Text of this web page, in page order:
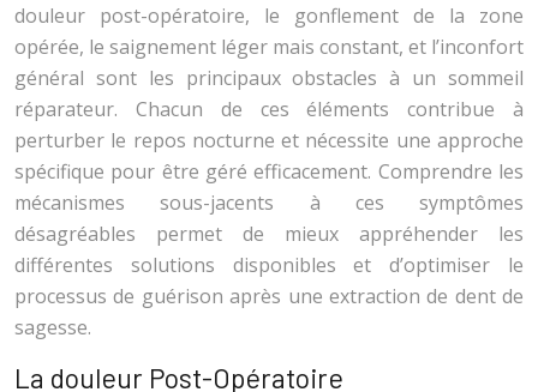
douleur post-opératoire, le gonflement de la zone
opérée, le saignement léger mais constant, et l’inconfort
général sont les principaux obstacles à un sommeil
réparateur. Chacun de ces éléments contribue à
perturber le repos nocturne et nécessite une approche
spécifique pour être géré efficacement. Comprendre les
mécanismes sous-jacents à ces symptômes
désagréables permet de mieux appréhender les
différentes solutions disponibles et d’optimiser le
processus de guérison après une extraction de dent de
sagesse.
La douleur Post-Opératoire